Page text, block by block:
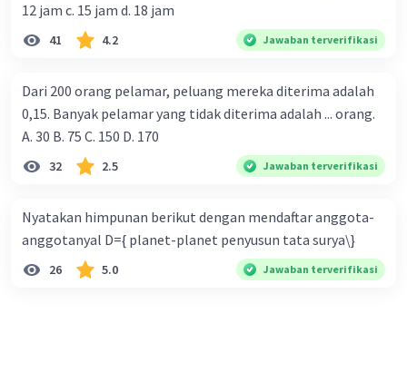
12 jam c. 15 jam d. 18 jam
41 4.2 Jawaban terverifikasi
Dari 200 orang pelamar, peluang mereka diterima adalah
0,15. Banyak pelamar yang tidak diterima adalah ... orang.
A. 30 B. 75 C. 150 D. 170
32 2.5 Jawaban terverifikasi
Nyatakan himpunan berikut dengan mendaftar anggota-
anggotanyal D={ planet-planet penyusun tata surya\}
26 5.0 Jawaban terverifikasi